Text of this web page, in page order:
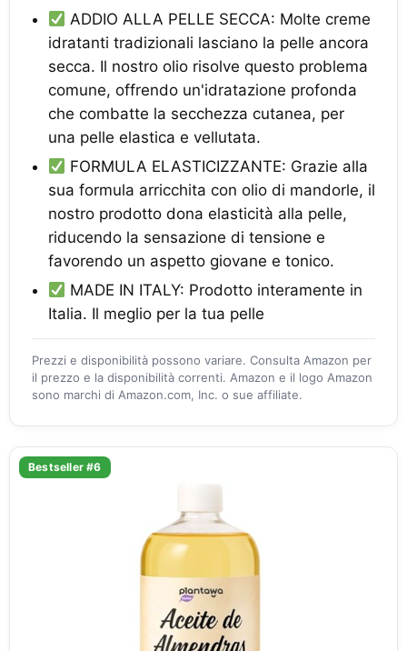
ADDIO ALLA PELLE SECCA: Molte creme
idratanti tradizionali lasciano la pelle ancora
secca. Il nostro olio risolve questo problema
comune, offrendo un'idratazione profonda
che combatte la secchezza cutanea, per
una pelle elastica e vellutata.
FORMULA ELASTICIZZANTE: Grazie alla
sua formula arricchita con olio di mandorle, il
nostro prodotto dona elasticità alla pelle,
riducendo la sensazione di tensione e
favorendo un aspetto giovane e tonico.
MADE IN ITALY: Prodotto interamente in
Italia. Il meglio per la tua pelle
Prezzi e disponibilità possono variare. Consulta Amazon per
il prezzo e la disponibilità correnti. Amazon e il logo Amazon
sono marchi di Amazon.com, Inc. o sue affiliate.
Bestseller #6